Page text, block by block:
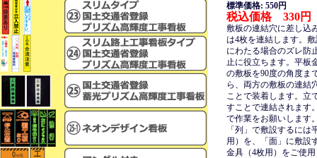
標準価格: 550円
税込価格 330円
敷板の連結穴に差し込
は4枚を連結します。
にわたる場合のズレ防
止に役立ちます。平板
の敷板を90度の角度ま
ら、両方の敷板の連結
ことで装着します。立
すことで連結されます
で作業をお願いします
「列」で敷設するには
用）を、「面」に敷設
金具（4枚用）をご使